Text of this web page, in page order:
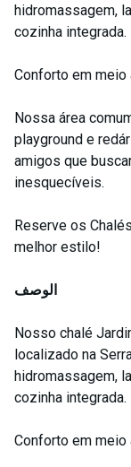
hidromassagem,
cozinha integrada.
Conforto em meio
Nossa área
playground e
amigos que
inesquecíveis.
Reserve os
melhor estilo!
الوصف
Nosso chalé
localizado na
hidromassagem,
cozinha integrada.
Conforto em meio